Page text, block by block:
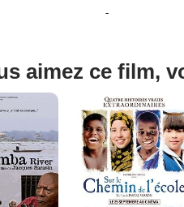
-
aimez ce film,